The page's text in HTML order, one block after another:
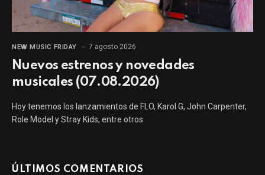
NEW MUSIC FRIDAY 7 agosto 2026
Nuevos estrenos y novedades
musicales (07.08.2026)
Hoy tenemos los lanzamientos de FLO, Karol G, John Carpenter,
Role Model y Stray Kids, entre otros.
ÚLTIMOS COMENTARIOS